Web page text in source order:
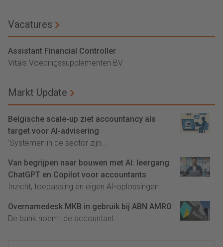
Vacatures
Assistant Financial Controller
Vitals Voedingssupplementen BV
Markt Update
Belgische scale-up ziet accountancy als
target voor AI-advisering
'Systemen in de sector zijn...
Van begrijpen naar bouwen met AI: leergang
ChatGPT en Copilot voor accountants
Inzicht, toepassing en eigen AI-oplossingen...
Overnamedesk MKB in gebruik bij ABN AMRO
De bank noemt de accountant...